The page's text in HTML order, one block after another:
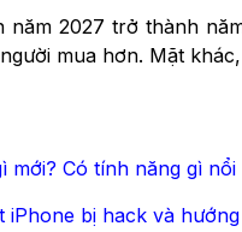
năm 2027 trở thành
mua hơn. Mặt
mới? Có tính năng gì
iPhone bị hack và